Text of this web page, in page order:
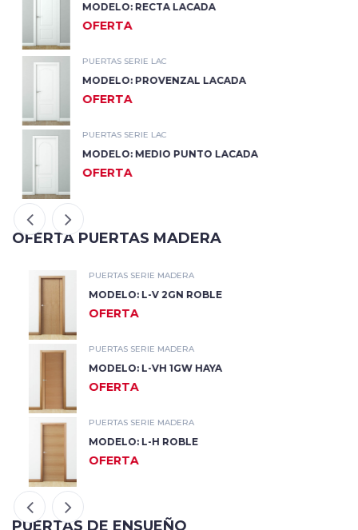
MODELO: RECTA LACADA
OFERTA
PUERTAS SERIE LAC
MODELO: PROVENZAL LACADA
OFERTA
PUERTAS SERIE LAC
MODELO: MEDIO PUNTO LACADA
OFERTA
OFERTA PUERTAS MADERA
PUERTAS SERIE MADERA
MODELO: L-V 2GN ROBLE
OFERTA
PUERTAS SERIE MADERA
MODELO: L-VH 1GW HAYA
OFERTA
PUERTAS SERIE MADERA
MODELO: L-H ROBLE
OFERTA
PUERTAS DE ENSUEÑO